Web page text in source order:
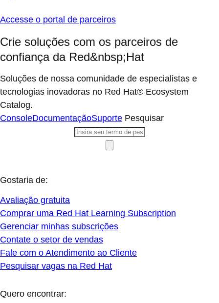
Accesse o portal de parceiros
Crie soluções com os parceiros de
confiança da Red&nbsp;Hat
Soluções de nossa comunidade de especialistas e
tecnologias inovadoras no Red Hat® Ecosystem
Catalog.
ConsoleDocumentaçãoSuporte Pesquisar
Gostaria de:
Avaliação gratuita
Comprar uma Red Hat Learning Subscription
Gerenciar minhas subscrições
Contate o setor de vendas
Fale com o Atendimento ao Cliente
Pesquisar vagas na Red Hat
Quero encontrar: